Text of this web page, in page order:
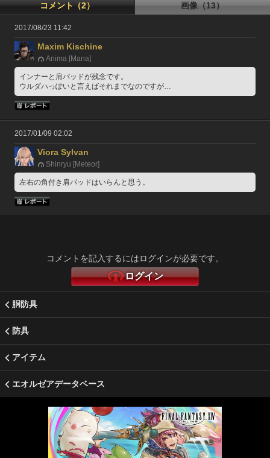
コメント（2） 画像（13）
2017/08/23 11:42
Maxim Kischine
Anima [Mana]
インナーと肩パッドが残念です。
ウルダハっぽいと言えばそれまでなのですが…
2017/01/09 02:02
Viora Sylvan
Shinryu [Meteor]
左右の角付き肩パッドはいらんと思う。
コメントを記入するにはログインが必要です。
ログイン
胴防具
防具
アイテム
エオルゼアデータベース